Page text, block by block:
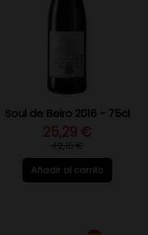
Soul de Beiro 2016 - 75cl
25,29 €
42,15 €
Añadir al carrito